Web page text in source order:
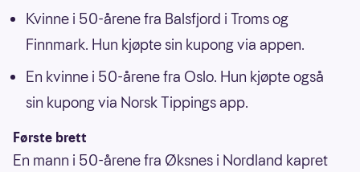
Kvinne i 50-årene fra Balsfjord i Troms og
Finnmark. Hun kjøpte sin kupong via appen.
En kvinne i 50-årene fra Oslo. Hun kjøpte også
sin kupong via Norsk Tippings app.
Første brett
En mann i 50-årene fra Øksnes i Nordland kapret